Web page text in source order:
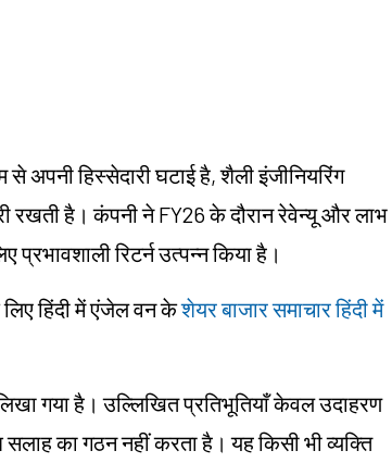
अपनी हिस्सेदारी घटाई है, शैली इंजीनियरिंग
रखती है। कंपनी ने FY26 के दौरान रेवेन्यू और लाभ
रिटर्न उत्पन्न किया है।
हिंदी में एंजेल वन केशेयर बाजार समाचार हिंदी में
गया है। उल्लिखित प्रतिभूतियाँ केवल उदाहरण
का गठन नहीं करता है। यह किसी भी व्यक्ति